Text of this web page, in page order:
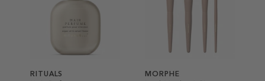
RITUALS
MORPHE